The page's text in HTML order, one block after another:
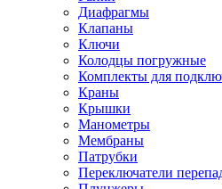
Диафрагмы
Клапаны
Ключи
Колодцы погружные
Комплекты для
Краны
Крышки
Манометры
Мембраны
Патрубки
Переключатели